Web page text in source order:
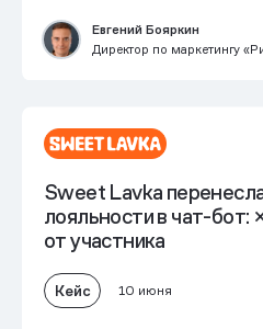
Евгений Бояркин
Директор по маркетингу
Sweet Lavka
лояльности в чат-бот:
от участника
Кейс 10 июня